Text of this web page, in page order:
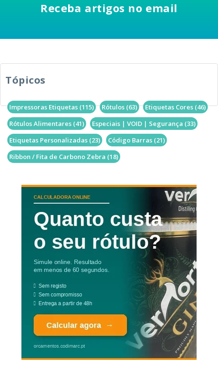
Receba artigos no email
Tópicos
Impressoras Etiquetas (115) Rótulos (63) Etiquetas Cores (46)
Rótulos Alimentares (41) Especiais | VOID | Segurança (33)
Etiquetas Personalizadas (23) Código Barras (21)
Ribbon / Fita de Carbono Zebra (18)